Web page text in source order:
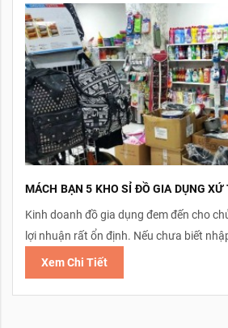
MÁCH BẠN 5 KHO SỈ ĐỒ GIA DỤNG XỨ
Kinh doanh đồ gia dụng đem đến cho
lợi nhuận rất ổn định. Nếu chưa biết
Xem Chi Tiết